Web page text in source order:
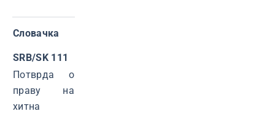
Словачка
SRB/SK 111
Потврда о
праву на
хитна